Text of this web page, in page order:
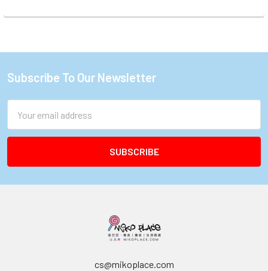
Footer
Subscribe To Our Newsletter
Address
cs@mikoplace.com